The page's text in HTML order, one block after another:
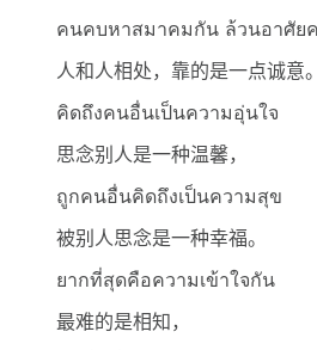
คนคบหาสมาคมกัน ล้วนอาศัยค
人和人相处，靠的是一点诚意。
คิดถึงคนอื่นเป็นความอุ่นใจ
思念别人是一种温馨，
ถูกคนอื่นคิดถึงเป็นความสุข
被别人思念是一种幸福。
ยากที่สุดคือความเข้าใจกัน
最难的是相知，